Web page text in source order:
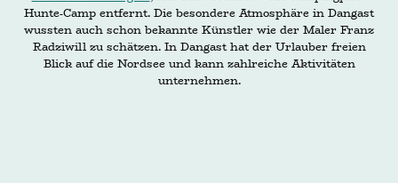
Hunte-Camp entfernt. Die besondere Atmosphäre in Dangast
wussten auch schon bekannte Künstler wie der Maler Franz
Radziwill zu schätzen. In Dangast hat der Urlauber freien
Blick auf die Nordsee und kann zahlreiche Aktivitäten
unternehmen.